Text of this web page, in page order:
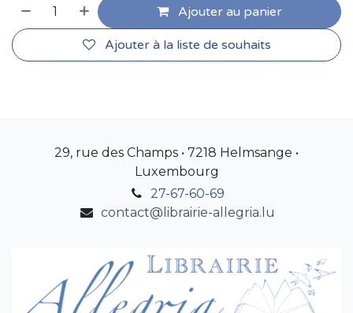
Ajouter au panier
Ajouter à la liste de souhaits
29, rue des Champs • 7218 Helmsange •
Luxembourg
27-67-60-69
contact@librairie-allegria.lu